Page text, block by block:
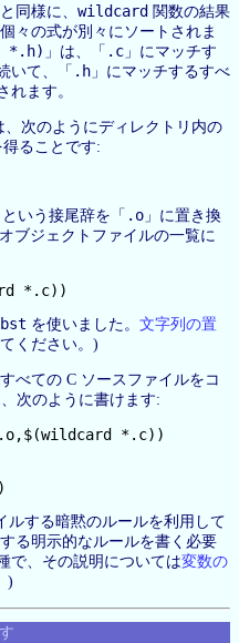
同様に、 wildcard 関数の結果
々の式が別々にソートされま
*.h) 」は、「 .c 」にマッチす
いて、「 .h 」にマッチするすべ
れます。
、次のようにディレクトリ内の
ることです:
という接尾辞を「 .o 」に置き換
ブジェクトファイルの一覧に
を使いました。 文字列の置
ください。)
べての C ソースファイルをコ
次のように書けます:
*.c))
する暗黙のルールを利用して
る明示的なルールを書く必要
で、その説明については変数の
)